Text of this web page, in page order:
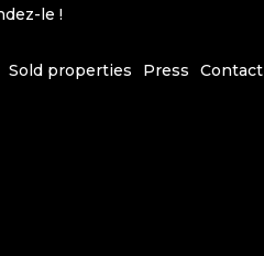
le !
Sold properties Press Contact